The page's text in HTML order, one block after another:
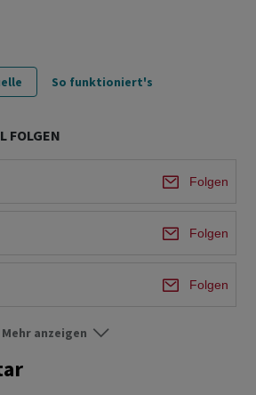
So funktioniert's
FOLGEN
Folgen
Folgen
Folgen
Mehr anzeigen